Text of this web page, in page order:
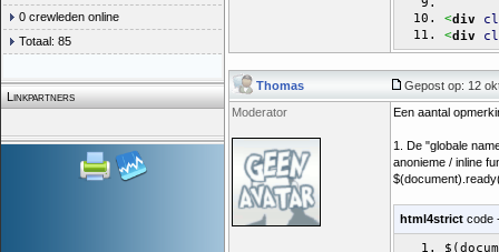
0 crewleden online
Totaal: 85
Linkpartners
<div
<div
Thomas
Gepost op: 12
Moderator
Een aantal
1. De "globale
anonieme / inline
html4strict code